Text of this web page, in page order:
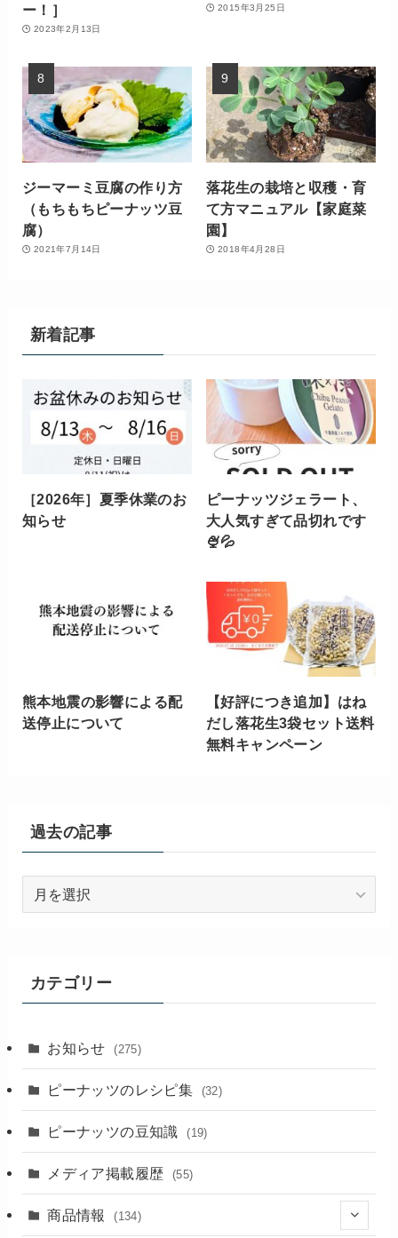
ー！］
2023年2月13日
2015年3月25日
ジーマーミ豆腐の作り方
（もちもちピーナッツ豆
腐）
2021年7月14日
落花生の栽培と収穫・育
て方マニュアル【家庭菜
園】
2018年4月28日
新着記事
［2026年］夏季休業のお
知らせ
ピーナッツジェラート、
大人気すぎて品切れです
🍨💦
熊本地震の影響による配
送停止について
【好評につき追加】はね
だし落花生3袋セット送料
無料キャンペーン
過去の記事
カテゴリー
お知らせ (275)
ピーナッツのレシピ集 (32)
ピーナッツの豆知識 (19)
メディア掲載履歴 (55)
商品情報 (134)